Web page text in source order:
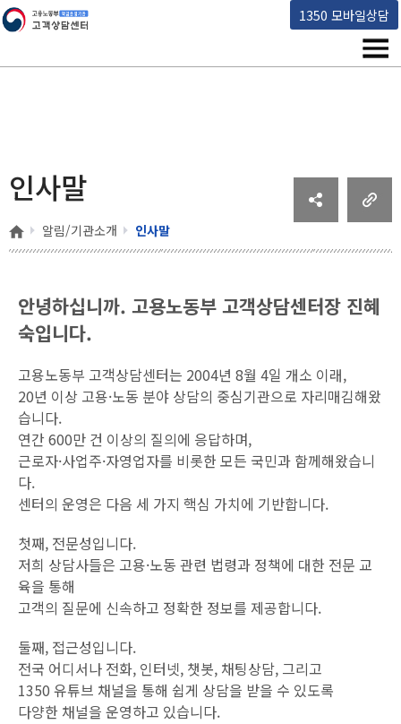
1350 모바일상담
고용노동부 책임운영기관 고객상담센터
메
인사말
홈 알림/기관소개 인사말
안녕하십니까. 고용노동부 고객상담센터장 진혜
숙입니다.
고용노동부 고객상담센터는 2004년 8월 4일 개소 이래,
20년 이상 고용·노동 분야 상담의 중심기관으로 자리매김해왔
습니다.
연간 600만 건 이상의 질의에 응답하며,
근로자·사업주·자영업자를 비롯한 모든 국민과 함께해왔습니
다.
센터의 운영은 다음 세 가지 핵심 가치에 기반합니다.
첫째, 전문성입니다.
저희 상담사들은 고용·노동 관련 법령과 정책에 대한 전문 교
육을 통해
고객의 질문에 신속하고 정확한 정보를 제공합니다.
둘째, 접근성입니다.
전국 어디서나 전화, 인터넷, 챗봇, 채팅상담, 그리고
1350 유튜브 채널을 통해 쉽게 상담을 받을 수 있도록
다양한 채널을 운영하고 있습니다.